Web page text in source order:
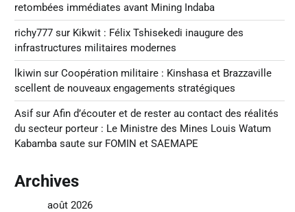
retombées immédiates avant Mining Indaba
richy777sur Kikwit : Félix Tshisekedi inaugure des
infrastructures militaires modernes
lkiwinsur Coopération militaire : Kinshasa et Brazzaville
scellent de nouveaux engagements stratégiques
Asifsur Afin d’écouter et de rester au contact des réalités
du secteur porteur : Le Ministre des Mines Louis Watum
Kabamba saute sur FOMIN et SAEMAPE
Archives
août 2026